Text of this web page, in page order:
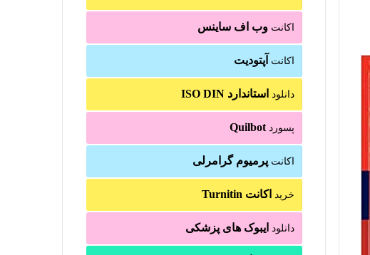
اکانتوب اف ساینس
اکانت آپتودیت
دانلود استاندارد ISO DIN
پسوردQuilbot
اکانتپرمیوم گرامرلی
خرید اکانت Turnitin
دانلود ایبوک های پزشکی